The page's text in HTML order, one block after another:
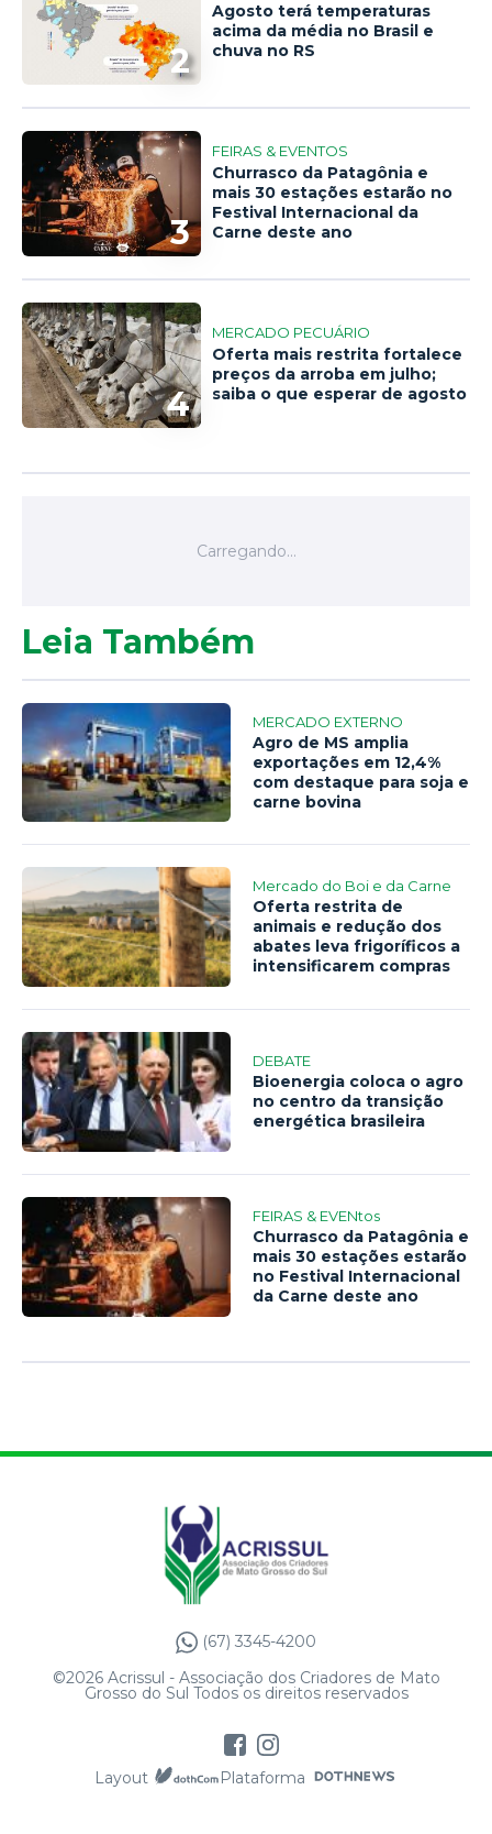
2
Agosto terá temperaturas
acima da média no Brasil e
chuva no RS
3
FEIRAS & EVENTOS
Churrasco da Patagônia e
mais 30 estações estarão no
Festival Internacional da
Carne deste ano
4
MERCADO PECUÁRIO
Oferta mais restrita fortalece
preços da arroba em julho;
saiba o que esperar de agosto
Leia Também
MERCADO EXTERNO
Agro de MS amplia
exportações em 12,4%
com destaque para soja e
carne bovina
Mercado do Boi e da Carne
Oferta restrita de
animais e redução dos
abates leva frigoríficos a
intensificarem compras
DEBATE
Bioenergia coloca o agro
no centro da transição
energética brasileira
FEIRAS & EVENtos
Churrasco da Patagônia e
mais 30 estações estarão
no Festival Internacional
da Carne deste ano
(67) 3345-4200
©2026 Acrissul - Associação dos Criadores de Mato
Grosso do Sul Todos os direitos reservados
Layout Plataforma